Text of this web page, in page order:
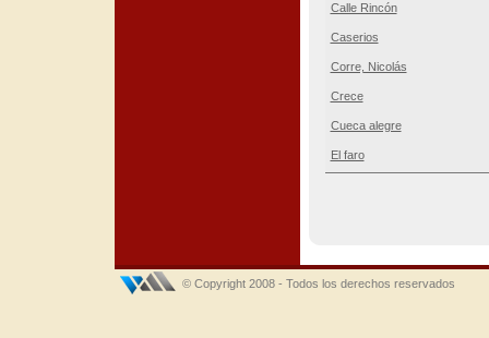
Calle Rincón
Caserios
Corre, Nicolás
Crece
Cueca alegre
El faro
© Copyright 2008 - Todos los derechos reservados